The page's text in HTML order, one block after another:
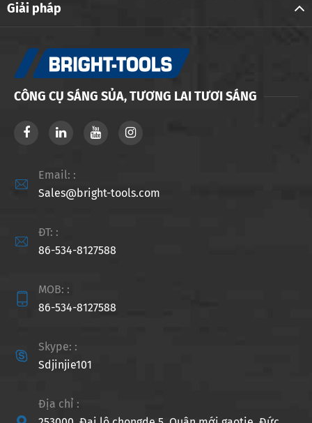
Giải pháp
CÔNG CỤ SÁNG SỦA, TƯƠNG LAI TƯƠI SÁNG

Email: :
Sales@bright-tools.com

ĐT: :
86-534-8127588

MOB: :
86-534-8127588

Skype: :
Sdjinjie101
Địa chỉ :